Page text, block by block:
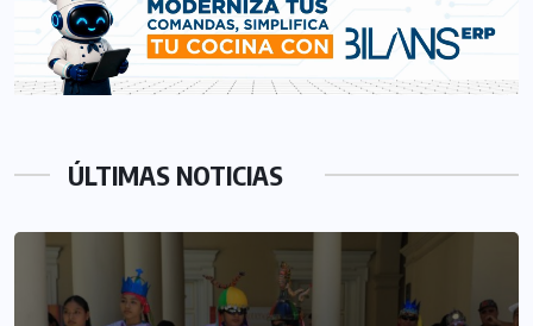
ÚLTIMAS NOTICIAS